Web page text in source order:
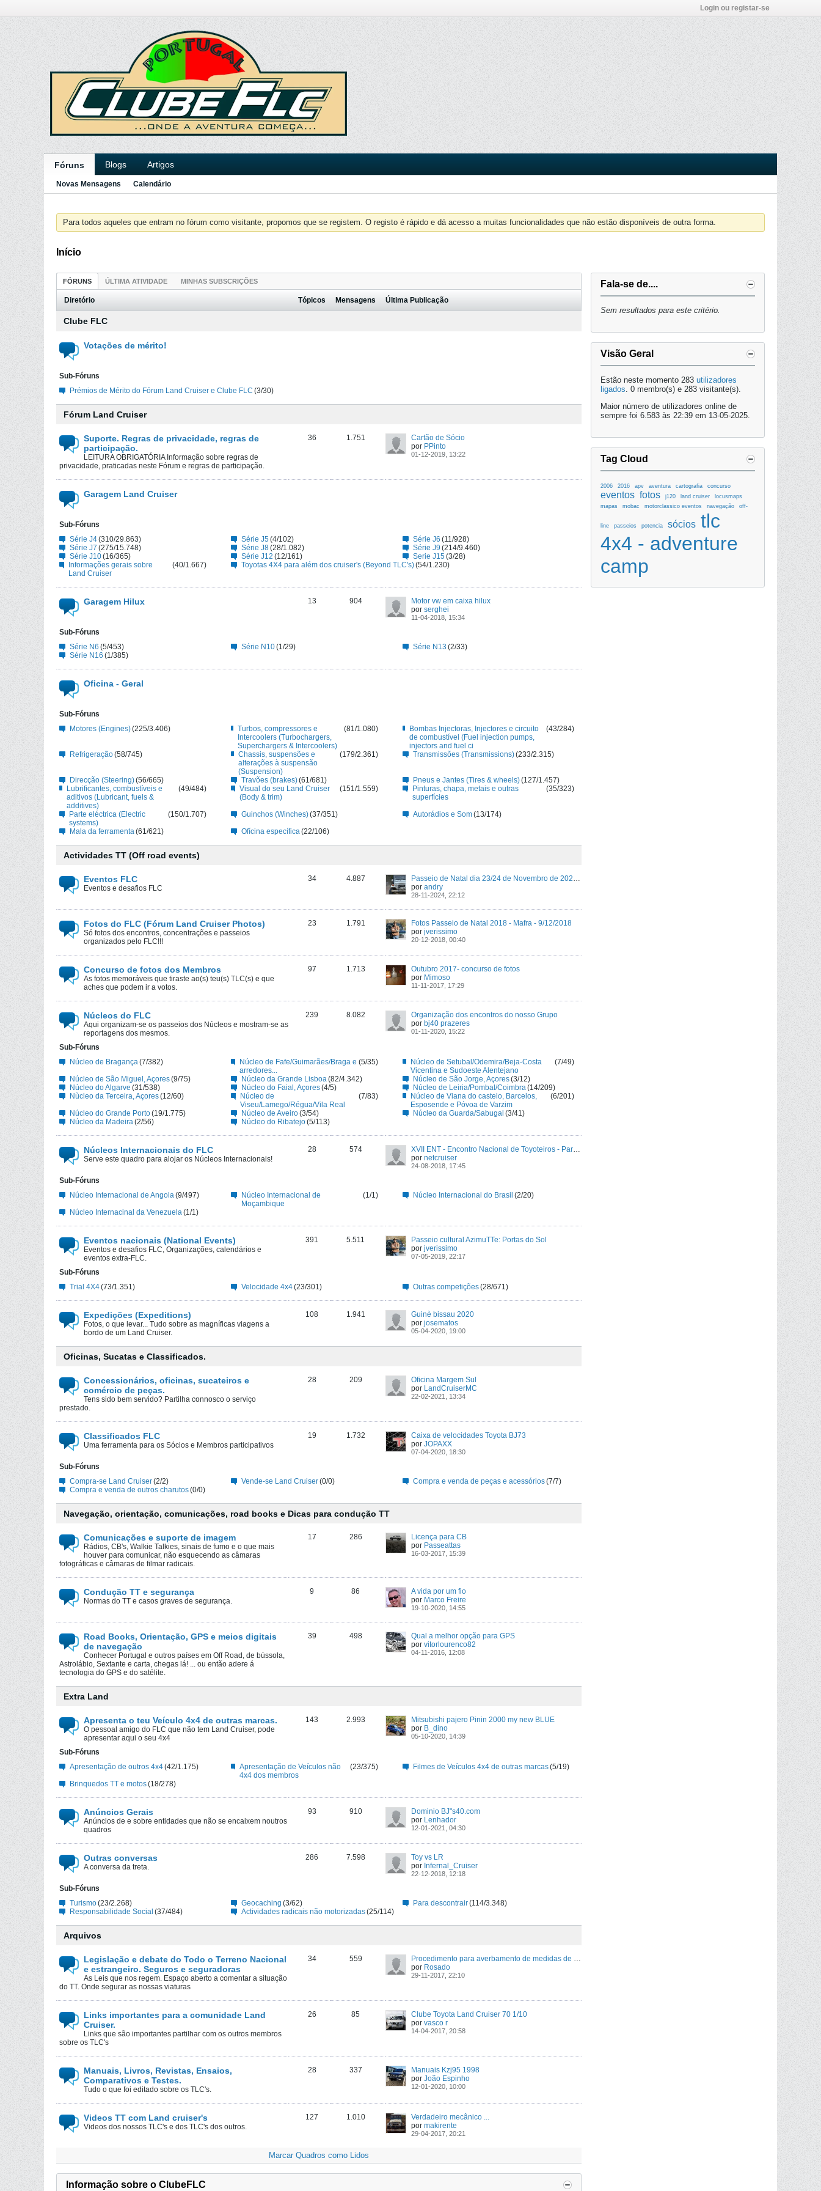
Login ou registar-se
Fóruns Blogs Artigos
Novas Mensagens Calendário
Para todos aqueles que entram no fórum como visitante, propomos que se registem. O registo é rápido e dá acesso a muitas funcionalidades que não estão disponíveis de outra forma.
Início
FÓRUNS ÚLTIMA ATIVIDADE MINHAS SUBSCRIÇÕES
Diretório Tópicos Mensagens Última Publicação
Clube FLC
Votações de mérito!
Sub-Fóruns
Prémios de Mérito do Fórum Land Cruiser e Clube FLC (3/30)
Fórum Land Cruiser
Suporte. Regras de privacidade, regras de
participação.
LEITURA OBRIGATÓRIA Informação sobre regras de
privacidade, praticadas neste Fórum e regras de participação.
36 1.751
Cartão de Sócio
por PPinto
01-12-2019, 13:22
Garagem Land Cruiser
Sub-Fóruns
Série J4(310/29.863) Série J5(4/102) Série J6 (11/928)
Série J7 (275/15.748) Série J8(28/1.082) Série J9 (214/9.460)
Série J10(16/365) Série J12 (12/161) Serie J15(3/28)
Informações gerais sobre
Land Cruiser
(40/1.667) Toyotas 4X4 para além dos cruiser's (Beyond TLC's)(54/1.230)
Garagem Hilux 13 904
Motor vw em caixa hilux
por serghei
11-04-2018, 15:34
Sub-Fóruns
Série N6 (5/453) Série N10(1/29) Série N13 (2/33)
Série N16 (1/385)
Oficina - Geral
Sub-Fóruns
Motores (Engines)(225/3.406)
Turbos, compressores e
Intercoolers (Turbochargers,
Superchargers & Intercoolers)
(81/1.080)
Bombas Injectoras, Injectores e circuito
de combustível (Fuel injection pumps,
injectors and fuel ci
(43/284)
Refrigeração(58/745)
Chassis, suspensões e
alterações à suspensão
(Suspension)
(179/2.361) Transmissões (Transmissions)(233/2.315)
Direcção (Steering)(56/665) Travões (brakes)(61/681) Pneus e Jantes (Tires & wheels)(127/1.457)
Lubrificantes, combustíveis e
aditivos (Lubricant, fuels &
additives)
(49/484)
Visual do seu Land Cruiser
(Body & trim)
(151/1.559)
Pinturas, chapa, metais e outras
superfícies
(35/323)
Parte eléctrica (Electric
systems)
(150/1.707) Guinchos (Winches)(37/351) Autorádios e Som(13/174)
Mala da ferramenta(61/621) Ofícina específica(22/106)
Actividades TT (Off road events)
Eventos FLC
Eventos e desafios FLC
34 4.887
Passeio de Natal dia 23/24 de Novembro de 2024 - Sobral Monte Agraço
por andry
28-11-2024, 22:12
Fotos do FLC (Fórum Land Cruiser Photos)
Só fotos dos encontros, concentrações e passeios
organizados pelo FLC!!!
23 1.791
Fotos Passeio de Natal 2018 - Mafra - 9/12/2018
por jverissimo
20-12-2018, 00:40
Concurso de fotos dos Membros
As fotos memoráveis que tiraste ao(s) teu(s) TLC(s) e que
aches que podem ir a votos.
97 1.713
Outubro 2017- concurso de fotos
por Mimoso
11-11-2017, 17:29
Núcleos do FLC
Aqui organizam-se os passeios dos Núcleos e mostram-se as
reportagens dos mesmos.
239 8.082
Organização dos encontros do nosso Grupo
por bj40 prazeres
01-11-2020, 15:22
Sub-Fóruns
Núcleo de Bragança(7/382)
Núcleo de Fafe/Guimarães/Braga e
arredores...
(5/35)
Núcleo de Setubal/Odemira/Beja-Costa
Vicentina e Sudoeste Alentejano
(7/49)
Núcleo de São Miguel, Açores(9/75) Núcleo da Grande Lisboa(82/4.342) Núcleo de São Jorge, Açores(3/12)
Núcleo do Algarve (31/538) Núcleo do Faial, Açores(4/5) Núcleo de Leiria/Pombal/Coimbra(14/209)
Nùcleo da Terceira, Açores(12/60)
Núcleo de
Viseu/Lamego/Régua/Vila Real
(7/83)
Núcleo de Viana do castelo, Barcelos,
Esposende e Póvoa de Varzim
(6/201)
Núcleo do Grande Porto(19/1.775) Núcleo de Aveiro(3/54) Núcleo da Guarda/Sabugal (3/41)
Núcleo da Madeira(2/56) Núcleo do Ribatejo(5/113)
Núcleos Internacionais do FLC
Serve este quadro para alojar os Núcleos Internacionais!
28 574
XVII ENT - Encontro Nacional de Toyoteiros - Paraty/RJ
por netcruiser
24-08-2018, 17:45
Sub-Fóruns
Núcleo Internacional de Angola(9/497)
Núcleo Internacional de
Moçambique
(1/1) Núcleo Internacional do Brasil (2/20)
Núcleo Internacinal da Venezuela(1/1)
Eventos nacionais (National Events)
Eventos e desafios FLC, Organizações, calendários e
eventos extra-FLC.
391 5.511
Passeio cultural AzimuTTe: Portas do Sol
por jverissimo
07-05-2019, 22:17
Sub-Fóruns
Trial 4X4(73/1.351) Velocidade 4x4(23/301) Outras competições(28/671)
Expedições (Expeditions)
Fotos, o que levar... Tudo sobre as magníficas viagens a
bordo de um Land Cruiser.
108 1.941
Guinè bissau 2020
por josematos
05-04-2020, 19:00
Oficinas, Sucatas e Classificados.
Concessionários, oficinas, sucateiros e
comércio de peças.
Tens sido bem servido? Partilha connosco o serviço
prestado.
28 209
Oficina Margem Sul
por LandCruiserMC
22-02-2021, 13:34
Classificados FLC
Uma ferramenta para os Sócios e Membros participativos
19 1.732
Caixa de velocidades Toyota BJ73
por JOPAXX
07-04-2020, 18:30
Sub-Fóruns
Compra-se Land Cruiser(2/2) Vende-se Land Cruiser(0/0) Compra e venda de peças e acessórios(7/7)
Compra e venda de outros charutos(0/0)
Navegação, orientação, comunicações, road books e Dicas para condução TT
Comunicações e suporte de imagem
Rádios, CB's, Walkie Talkies, sinais de fumo e o que mais
houver para comunicar, não esquecendo as câmaras
fotográficas e câmaras de filmar radicais.
17 286
Licença para CB
por Passeattas
16-03-2017, 15:39
Condução TT e segurança
Normas do TT e casos graves de segurança.
9 86
A vida por um fio
por Marco Freire
19-10-2020, 14:55
Road Books, Orientação, GPS e meios digitais
de navegação
Conhecer Portugal e outros países em Off Road, de bússola,
Astrolábio, Sextante e carta, chegas lá! ... ou então adere á
tecnologia do GPS e do satélite.
39 498
Qual a melhor opção para GPS
por vitorlourenco82
04-11-2016, 12:08
Extra Land
Apresenta o teu Veículo 4x4 de outras marcas.
O pessoal amigo do FLC que não tem Land Cruiser, pode
apresentar aqui o seu 4x4
143 2.993
Mitsubishi pajero Pinin 2000 my new BLUE
por B_dino
05-10-2020, 14:39
Sub-Fóruns
Apresentação de outros 4x4(42/1.175)
Apresentação de Veículos não
4x4 dos membros
(23/375) Filmes de Veículos 4x4 de outras marcas(5/19)
Brinquedos TT e motos(18/278)
Anúncios Gerais
Anúncios de e sobre entidades que não se encaixem noutros
quadros
93 910
Dominio BJ"s40.com
por Lenhador
12-01-2021, 04:30
Outras conversas
A conversa da treta.
286 7.598
Toy vs LR
por Infernal_Cruiser
22-12-2018, 12:18
Sub-Fóruns
Turismo(23/2.268) Geocaching (3/62) Para descontrair(114/3.348)
Responsabilidade Social (37/484) Actividades radicais não motorizadas(25/114)
Arquivos
Legislação e debate do Todo o Terreno Nacional
e estrangeiro. Seguros e seguradoras
As Leis que nos regem. Espaço aberto a comentar a situação
do TT. Onde segurar as nossas viaturas
34 559
Procedimento para averbamento de medidas de pneumáticos -- Toyota
por Rosado
29-11-2017, 22:10
Links importantes para a comunidade Land
Cruiser.
Links que são importantes partilhar com os outros membros
sobre os TLC's
26 85
Clube Toyota Land Cruiser 70 1/10
por vasco r
14-04-2017, 20:58
Manuais, Livros, Revistas, Ensaios,
Comparativos e Testes.
Tudo o que foi editado sobre os TLC's.
28 337
Manuais Kzj95 1998
por João Espinho
12-01-2020, 10:00
Videos TT com Land cruiser's
Videos dos nossos TLC's e dos TLC's dos outros.
127 1.010
Verdadeiro mecânico ...
por makirente
29-04-2017, 20:21
Marcar Quadros como Lidos
Informação sobre o ClubeFLC
Fala-se de....
Sem resultados para este critério.
Visão Geral
Estão neste momento 283 utilizadores
ligados. 0 membro(s) e 283 visitante(s).
Maior número de utilizadores online de
sempre foi 6.583 às 22:39 em 13-05-2025.
Tag Cloud
2006 2016 apv aventura cartografia concurso
eventos fotos j120 land cruiser
locusmaps
mapas
mobac motorclassico eventos navegação off-
line passeios potencia sócios tlc
4x4 - adventure
camp